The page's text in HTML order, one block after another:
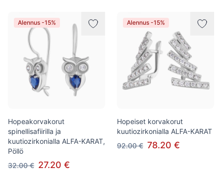
Alennus -15%
Hopeakorvakorut
spinellisafiirilla ja
kuutiozirkonialla ALFA-KARAT,
Pöllö
32.00 € 27.20 €
Alennus -15%
Hopeiset korvakorut
kuutiozirkonialla ALFA-KARAT
92.00 € 78.20 €